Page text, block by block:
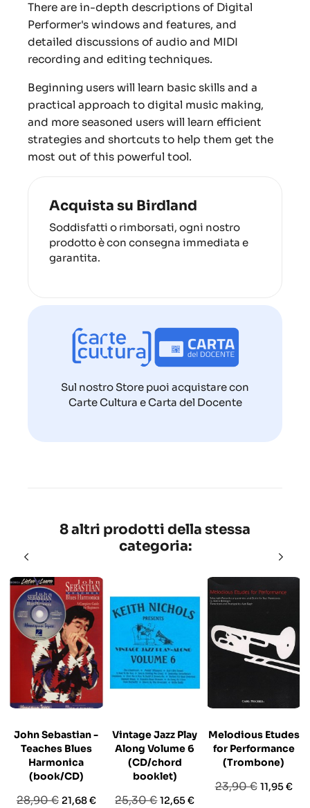
There are in-depth descriptions of Digital
Performer's windows and features, and
detailed discussions of audio and MIDI
recording and editing techniques.
Beginning users will learn basic skills and a
practical approach to digital music making,
and more seasoned users will learn efficient
strategies and shortcuts to help them get the
most out of this powerful tool.
Acquista su Birdland
Soddisfatti o rimborsati, ogni nostro
prodotto è con consegna immediata e
garantita.
Sul nostro Store puoi acquistare con
Carte Cultura e Carta del Docente
8 altri prodotti della stessa
categoria:
John Sebastian -
Teaches Blues
Harmonica
(book/CD)
Prezzo
28,90 € Prezzo
21,68 €
Vintage Jazz Play
Along Volume 6
(CD/chord
booklet)
Prezzo
25,30 €Prezzo
12,65 €
Melodious Etudes
for Performance
(Trombone)
Prezzo
23,90 € Prezzo
11,95 €